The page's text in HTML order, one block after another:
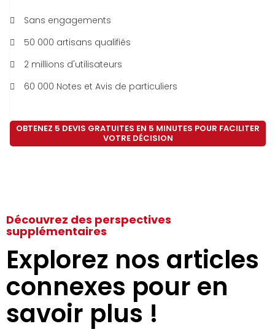
Sans engagements
50 000 artisans qualifiés
2 millions d'utilisateurs
60 000 Notes et Avis de particuliers
OBTENEZ 5 DEVIS GRATUITES EN 5 MINUTES POUR FACILITER
VOTRE DÉCISION
Découvrez des perspectives
supplémentaires
Explorez nos articles
connexes pour en
savoir plus !